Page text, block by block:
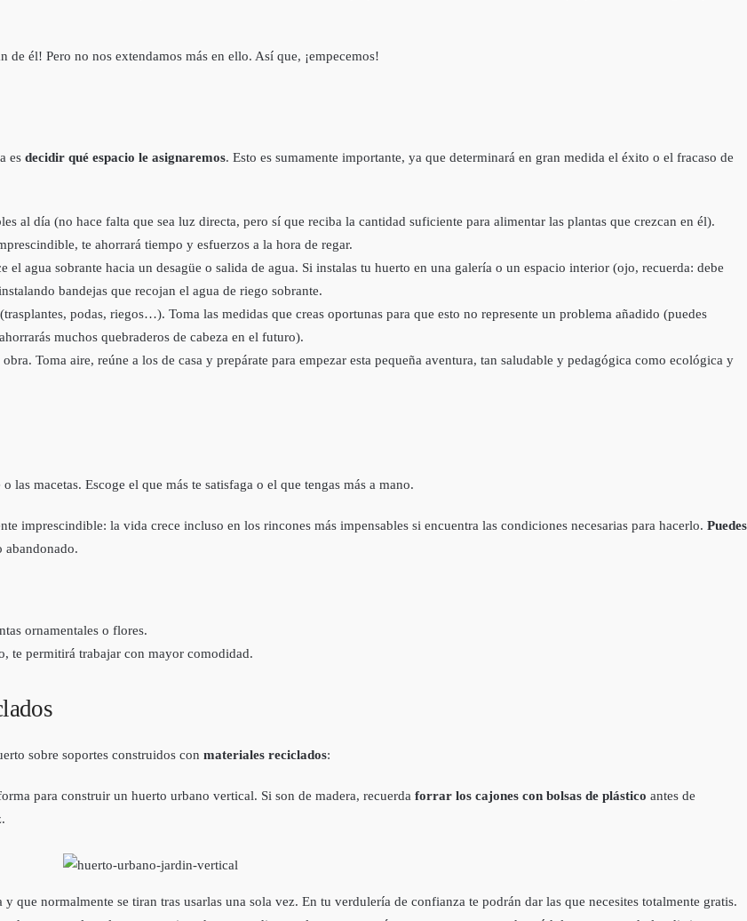
de él! Pero no nos extendamos más en ello. Así que, ¡empecemos!
es decidir qué espacio le asignaremos. Esto es sumamente importante, ya que determinará en gran medida el éxito o el fracaso de
al día (no hace falta que sea luz directa, pero sí que reciba la cantidad suficiente para alimentar las plantas que crezcan en él).
te ahorrará tiempo y esfuerzos a la hora de regar.
el agua sobrante hacia un desagüe o salida de agua. Si instalas tu huerto en una galería o un espacio interior (ojo, recuerda: debe
bandejas que recojan el agua de riego sobrante.
(trasplantes, podas, riegos…). Toma las medidas que creas oportunas para que esto no represente un problema añadido (puedes
muchos quebraderos de cabeza en el futuro).
Toma aire, reúne a los de casa y prepárate para empezar esta pequeña aventura, tan saludable y pedagógica como ecológica y
macetas. Escoge el que más te satisfaga o el que tengas más a mano.
imprescindible: la vida crece incluso en los rincones más impensables si encuentra las condiciones necesarias para hacerlo. Puedes
abandonado.
ornamentales o flores.
te permitirá trabajar con mayor comodidad.
sobre soportes construidos con materiales reciclados:
para construir un huerto urbano vertical. Si son de madera, recuerda forrar los cajones con bolsas de plástico antes de
y que normalmente se tiran tras usarlas una sola vez. En tu verdulería de confianza te podrán dar las que necesites totalmente gratis.